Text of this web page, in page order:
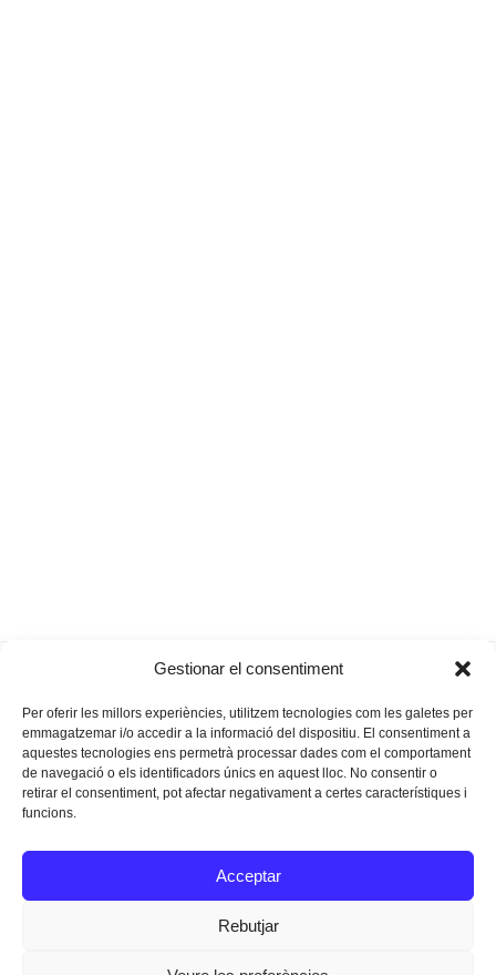
Gestionar el consentiment
Per oferir les millors experiències, utilitzem tecnologies com les galetes per
emmagatzemar i/o accedir a la informació del dispositiu. El consentiment a
aquestes tecnologies ens permetrà processar dades com el comportament
de navegació o els identificadors únics en aquest lloc. No consentir o
retirar el consentiment, pot afectar negativament a certes característiques i
funcions.
Acceptar
Rebutjar
next
Instagram
Facebook
Twitter
Texts Legals